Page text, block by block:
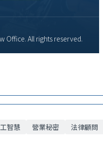
Office. All rights reserved.
智慧 營業秘密 法律顧問